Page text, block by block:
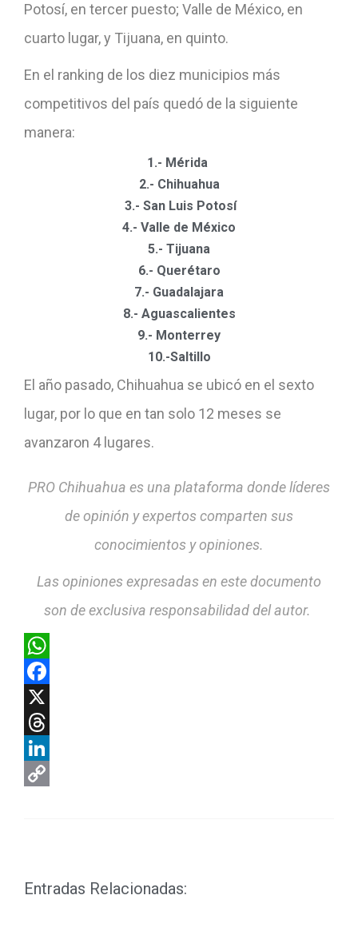
Potosí, en tercer puesto; Valle de México, en
cuarto lugar, y Tijuana, en quinto.
En el ranking de los diez municipios más
competitivos del país quedó de la siguiente
manera:
1.- Mérida
2.- Chihuahua
3.- San Luis Potosí
4.- Valle de México
5.- Tijuana
6.- Querétaro
7.- Guadalajara
8.- Aguascalientes
9.- Monterrey
10.-Saltillo
El año pasado, Chihuahua se ubicó en el sexto
lugar, por lo que en tan solo 12 meses se
avanzaron 4 lugares.
PRO Chihuahua es una plataforma donde líderes
de opinión y expertos comparten sus
conocimientos y opiniones.
Las opiniones expresadas en este documento
son de exclusiva responsabilidad del autor.
WhatsApp
Facebook
X
Threads
LinkedIn
Entradas Relacionadas: